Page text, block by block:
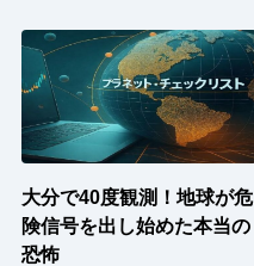
大分で40度観測！地球が危
険信号を出し始めた本当の
恐怖